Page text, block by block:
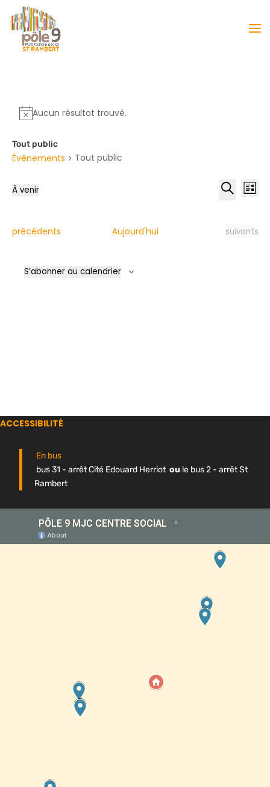
Aucun résultat trouvé.
Tout public
Évènements Tout public
de
de
Liste
À venir
date.
Évènements
précédents Aujourd'hui suivants
S’abonner au calendrier
ACCESSIBILITÉ
En bus
bus 31 - arrêt Cité Edouard Herriot ou le bus 2 - arrêt St
Rambert